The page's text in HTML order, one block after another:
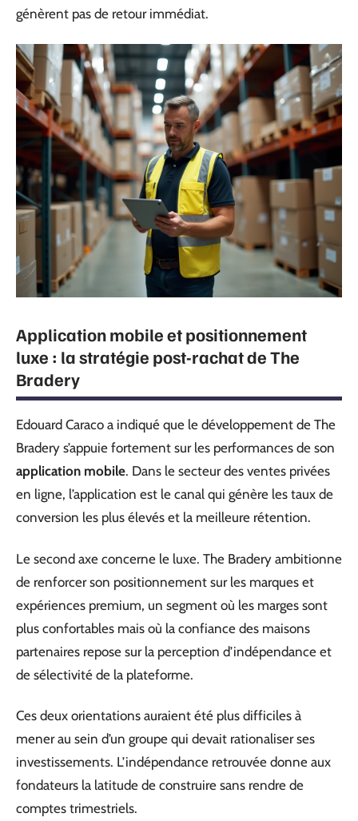
génèrent pas de retour immédiat.
Application mobile et positionnement
luxe : la stratégie post-rachat de The
Bradery
Edouard Caraco a indiqué que le développement de The
Bradery s’appuie fortement sur les performances de son
application mobile. Dans le secteur des ventes privées
en ligne, l’application est le canal qui génère les taux de
conversion les plus élevés et la meilleure rétention.
Le second axe concerne le luxe. The Bradery ambitionne
de renforcer son positionnement sur les marques et
expériences premium, un segment où les marges sont
plus confortables mais où la confiance des maisons
partenaires repose sur la perception d’indépendance et
de sélectivité de la plateforme.
Ces deux orientations auraient été plus difficiles à
mener au sein d’un groupe qui devait rationaliser ses
investissements. L’indépendance retrouvée donne aux
fondateurs la latitude de construire sans rendre de
comptes trimestriels.